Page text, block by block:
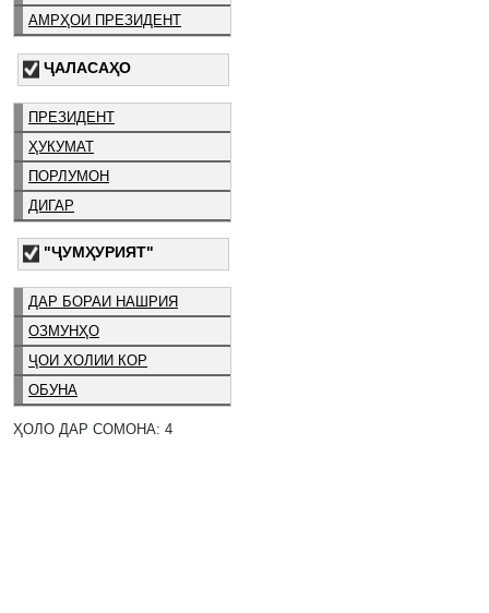
АМРҲОИ ПРЕЗИДЕНТ
ҶАЛАСАҲО
ПРЕЗИДЕНТ
ҲУКУМАТ
ПОРЛУМОН
ДИГАР
"ҶУМҲУРИЯТ"
ДАР БОРАИ НАШРИЯ
ОЗМУНҲО
ҶОИ ХОЛИИ КОР
ОБУНА
ҲОЛО ДАР СОМОНА: 4